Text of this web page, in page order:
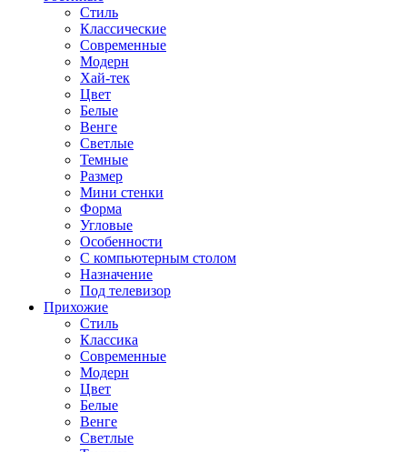
Стиль
Классические
Современные
Модерн
Хай-тек
Цвет
Белые
Венге
Светлые
Темные
Размер
Мини стенки
Форма
Угловые
Особенности
С компьютерным столом
Назначение
Под телевизор
Прихожие
Стиль
Классика
Современные
Модерн
Цвет
Белые
Венге
Светлые